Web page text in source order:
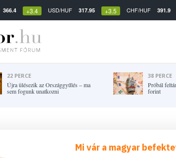
366.4 +3.4 USD/HUF 317.95 +3.5 CHF/HUF 391.9
22 PERCE
Újra ülésezik az Országgyűlés – ma
sem fogunk unatkozni
38 PERCE
Próbál
forint
Mi vár a magyar